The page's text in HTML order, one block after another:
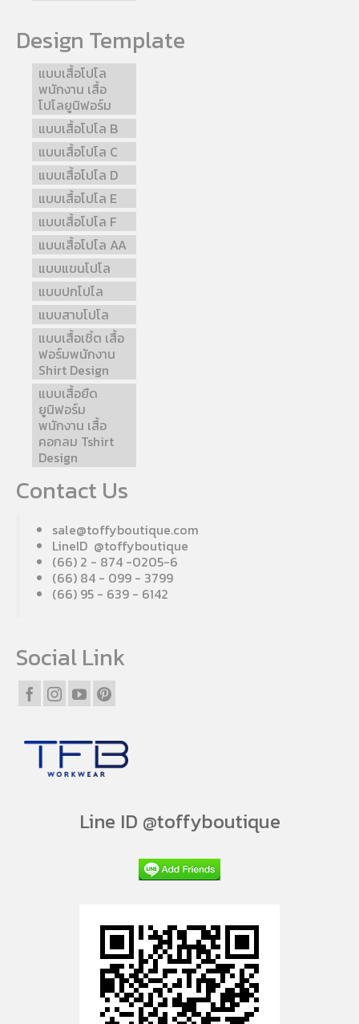
Design Template
แบบเสื้อโปโล
พนักงาน เสื้อ
โปโลยูนิฟอร์ม
แบบเสื้อโปโล B
แบบเสื้อโปโล C
แบบเสื้อโปโล D
แบบเสื้อโปโล E
แบบเสื้อโปโล F
แบบเสื้อโปโล AA
แบบแขนโปโล
แบบปกโปโล
แบบสาบโปโล
แบบเสื้อเชิ้ต เสื้อ
ฟอร์มพนักงาน
Shirt Design
แบบเสื้อยืด
ยูนิฟอร์ม
พนักงาน เสื้อ
คอกลม Tshirt
Design
Contact Us
sale@toffyboutique.com
LineID @toffyboutique
(66) 2 - 874 -0205-6
(66) 84 - 099 - 3799
(66) 95 - 639 - 6142
Social Link
Line ID @toffyboutique